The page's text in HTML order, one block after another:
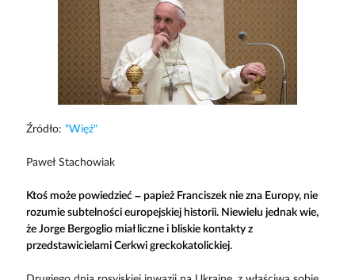
Źródło: "Więź"
Paweł Stachowiak
Ktoś może powiedzieć – papież Franciszek nie zna Europy, nie
rozumie subtelności europejskiej historii. Niewielu jednak wie,
że Jorge Bergoglio miał liczne i bliskie kontakty z
przedstawicielami Cerkwi greckokatolickiej.